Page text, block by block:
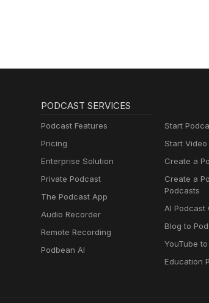
PODCAST SERVICES
Podcast Features
Pricing
Enterprise Solution
Private Podcast
The Podcast App
Audio Recorder
Remote Recording
Podbean AI
Start
Start
Create a
Create a
Podcasts
AI Podcast
Blog to
YouTube
Education